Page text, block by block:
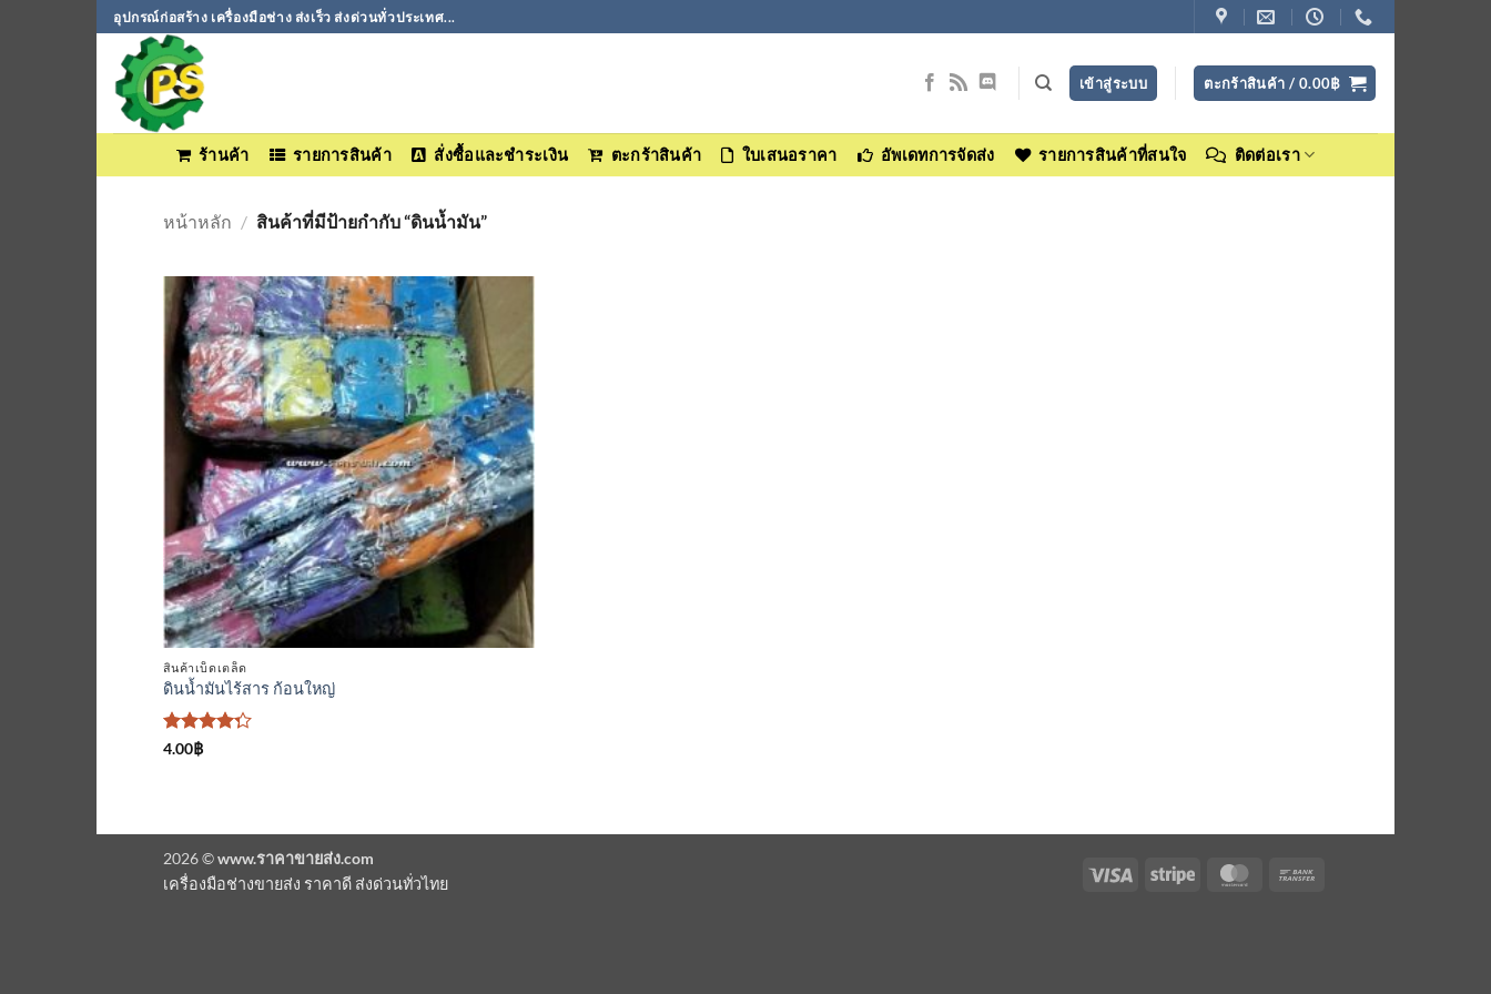
ข้าม
ไป
เนื้อหา
อุปกรณ์ก่อสร้าง เครื่องมือช่าง ส่งเร็ว ส่งด่วนทั่วประเทศ...
เข้าสู่ระบบ ตะกร้าสินค้า / 0.00฿
ร้านค้า รายการสินค้า สั่งซื้อและชำระเงิน ตะกร้าสินค้า ใบเสนอราคา อัพเดทการจัดส่ง รายการสินค้าที่สนใจ ติดต่อเรา
หน้าหลัก / สินค้าที่มีป้ายกำกับ “ดินน้ำมัน”
เพิ่มเข้า
รายการ
ที่
ติดตาม
สินค้าเบ็ดเตล็ด
ดินน้ำมันไร้สาร ก้อนใหญ่
ให้
4.00฿
Visa Stripe MasterCard
2026 ©www.ราคาขายส่ง.com
เครื่องมือช่างขายส่ง ราคาดี ส่งด่วนทั่วไทย